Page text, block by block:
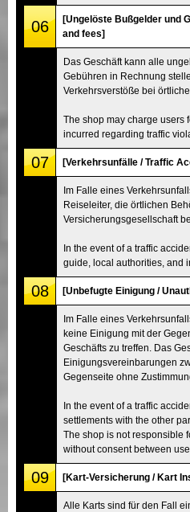
06
[Ungelöste Bußgelder und
and fees]
Das Geschäft kann alle
Gebühren in Rechnung
Verkehrsverstöße bei
The shop may charge users
incurred regarding traffic
07 [Verkehrsunfälle / Traffic
Im Falle eines
Reiseleiter, die örtlichen
Versicherungsgesellschaft
In the event of a traffic
guide, local authorities, and
08 [Unbefugte Einigung /
Im Falle eines
keine Einigung mit der
Geschäfts zu treffen. Das
Einigungsvereinbarungen
Gegenseite ohne
In the event of a traffic
settlements with the other
The shop is not responsible
without consent between
09 [Kart-Versicherung / Kart
Alle Karts sind für den Fall